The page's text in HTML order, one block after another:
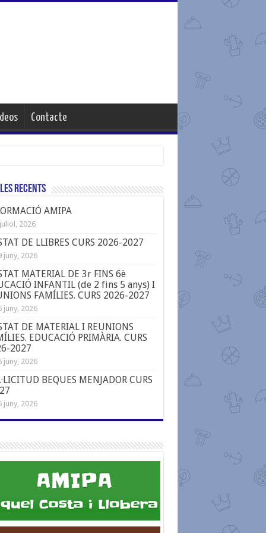
Contacte
Recents
AMIPA
2026
DE LLIBRES CURS 2026-2027
juny, 2026
MATERIAL DE 3r FINS 6è
INFANTIL (de 2 fins 5 anys) I
FAMÍLIES. CURS 2026-2027
juny, 2026
DE MATERIAL I REUNIONS
EDUCACIÓ PRIMÀRIA. CURS
2027
juny, 2026
BEQUES MENJADOR CURS
juny, 2026